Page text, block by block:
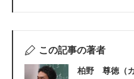
この記事の著者
柏野 尊徳（